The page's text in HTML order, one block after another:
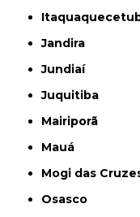
Jandira
Jundiaí
Juquitiba
Mairiporã
Mauá
Mogi das
Osasco